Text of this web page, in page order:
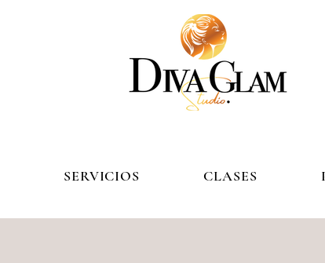
SERVICIOS CLASES